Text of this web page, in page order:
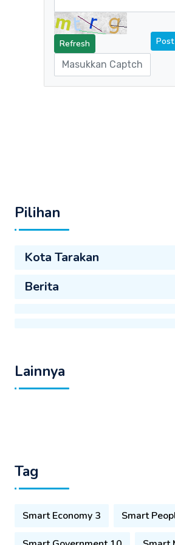
Refresh
Pilihan
Kota Tarakan
Berita
Lainnya
Tag
Smart Economy 3 Smart